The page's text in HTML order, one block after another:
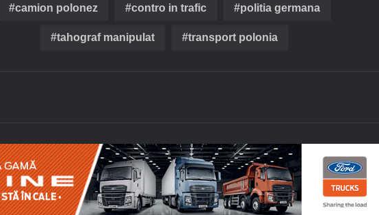
camion polonez contro in trafic politia germana
tahograf manipulat transport polonia